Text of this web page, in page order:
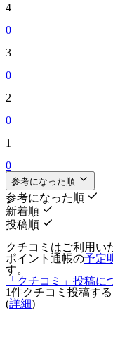
4
0
3
0
2
0
1
0
参考になった順
参考になった順
新着順
投稿順
クチコミはご利用い
ポイント通帳の予定
す。
「クチコミ」投稿
1件クチコミ投稿す
(詳細)